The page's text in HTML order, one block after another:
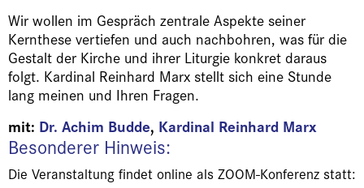
Wir wollen im Gespräch zentrale Aspekte seiner
Kernthese vertiefen und auch nachbohren, was für die
Gestalt der Kirche und ihrer Liturgie konkret daraus
folgt. Kardinal Reinhard Marx stellt sich eine Stunde
lang meinen und Ihren Fragen.
mit: Dr. Achim Budde, Kardinal Reinhard Marx
Besonderer Hinweis:
Die Veranstaltung findet online als ZOOM-Konferenz statt: